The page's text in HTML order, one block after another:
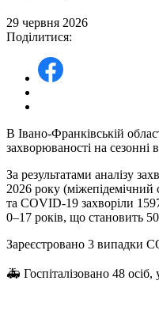
29 червня 2026
Поділитися:
В Івано-Франківській
захворюваності на сезонні
За результатами аналізу
2026 року
та COVID-19 захворіли
0–17 років, що становить
Зареєстровано 3 випадки
🚑 Госпіталізовано 48